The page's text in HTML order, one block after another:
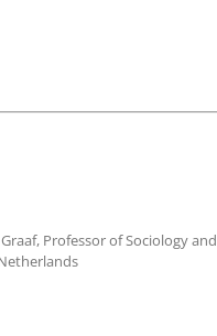
Professor of Sociology and